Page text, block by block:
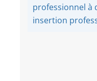
professionnel à
insertion